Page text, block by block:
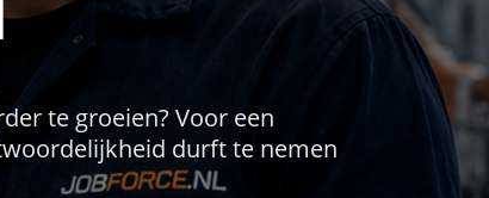
te groeien? Voor een
durft te nemen